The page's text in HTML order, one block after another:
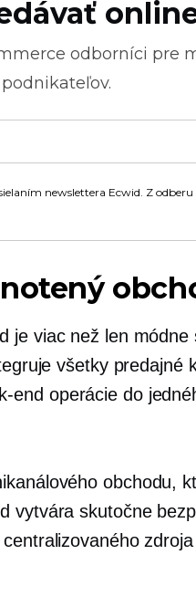
odborníci pre
newslettera Ecwid. Z
je viac než len
všetky predajné
end operácie do
obchodu,
vytvára skutočne